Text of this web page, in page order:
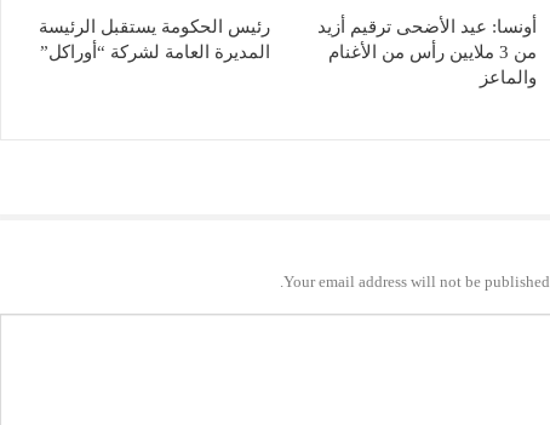
أونسا: عيد الأضحى ترقيم أزيد
من 3 ملايين رأس من الأغنام
والماعز
رئيس الحكومة يستقبل الرئيسة
المديرة العامة لشركة “أوراكل”
Your email address will not be published.